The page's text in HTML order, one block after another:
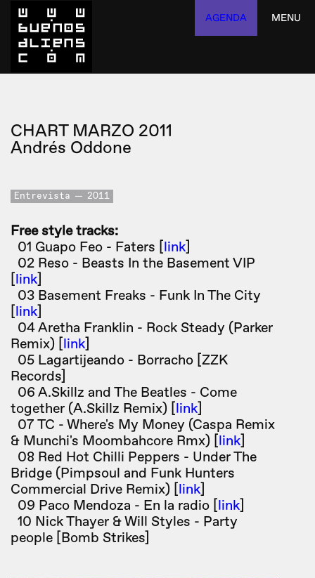
AGENDA MENU
CHART MARZO 2011
Andrés Oddone
Entrevista 2011
Free style tracks:
01 Guapo Feo - Faters [ link
02 Reso - Beasts In the Basement VIP
link
03 Basement Freaks - Funk In The City
link
04 Aretha Franklin - Rock Steady (Parker
Remix) [ link
05 Lagartijeando - Borracho [ZZK
Records]
06 A.Skillz and The Beatles - Come
together (A.Skillz Remix) [ link
07 TC - Where's My Money (Caspa Remix
& Munchi's Moombahcore Rmx) [ link
08 Red Hot Chilli Peppers - Under The
Bridge (Pimpsoul and Funk Hunters
Commercial Drive Remix) [ link
09 Paco Mendoza - En la radio [ link
10 Nick Thayer & Will Styles - Party
people [Bomb Strikes]